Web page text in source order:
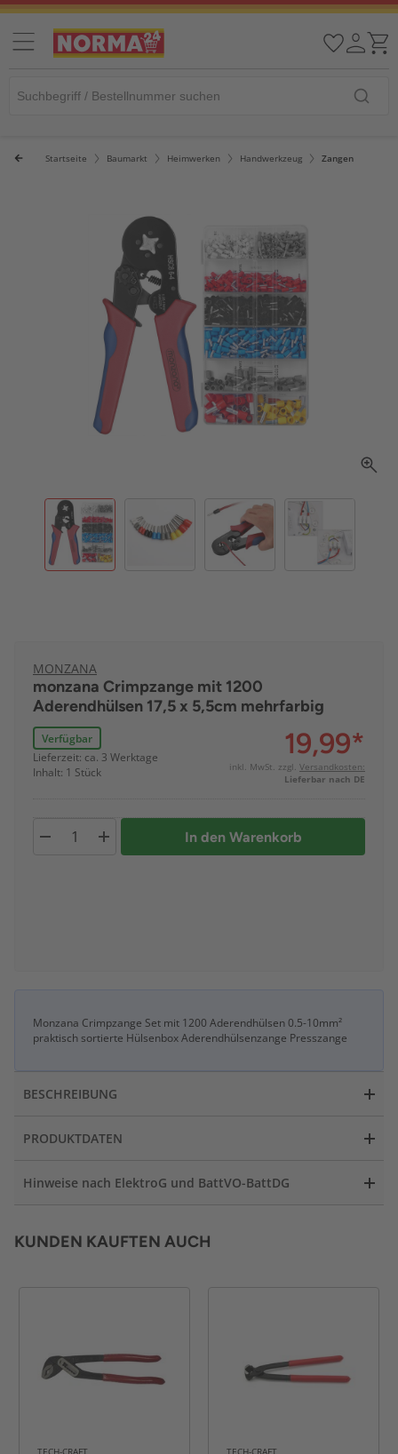
Startseite Baumarkt Heimwerken Handwerkzeug Zangen
MONZANA
monzana Crimpzange mit 1200
Aderendhülsen 17,5 x 5,5cm mehrfarbig
Verfügbar
Lieferzeit: ca. 3 Werktage
Inhalt: 1 Stück
19,99*
inkl. MwSt. zzgl. Versandkosten:
Lieferbar nach DE
In den Warenkorb
Monzana Crimpzange Set mit 1200 Aderendhülsen 0.5-10mm²
praktisch sortierte Hülsenbox Aderendhülsenzange Presszange
BESCHREIBUNG
PRODUKTDATEN
Hinweise nach ElektroG und BattVO-BattDG
KUNDEN KAUFTEN AUCH